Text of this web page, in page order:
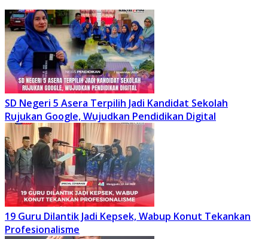
SD Negeri 5 Asera Terpilih Jadi Kandidat Sekolah
Rujukan Google, Wujudkan Pendidikan Digital
19 Guru Dilantik Jadi Kepsek, Wabup Konut Tekankan
Profesionalisme